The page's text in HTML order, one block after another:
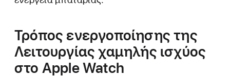
Τρόπος ενεργοποίησης της
Λειτουργίας χαμηλής ισχύος
στο Apple Watch